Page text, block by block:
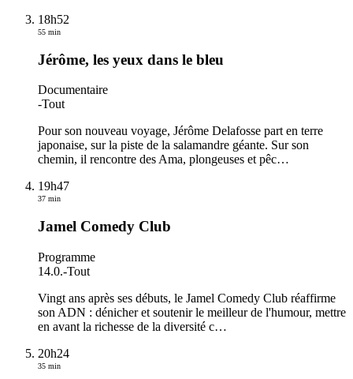
18h52
55 min
Jérôme, les yeux dans le bleu
Documentaire
-Tout
Pour son nouveau voyage, Jérôme Delafosse part en terre
japonaise, sur la piste de la salamandre géante. Sur son
chemin, il rencontre des Ama, plongeuses et pêc…
19h47
37 min
Jamel Comedy Club
Programme
14.0.-Tout
Vingt ans après ses débuts, le Jamel Comedy Club réaffirme
son ADN : dénicher et soutenir le meilleur de l'humour, mettre
en avant la richesse de la diversité c…
20h24
35 min